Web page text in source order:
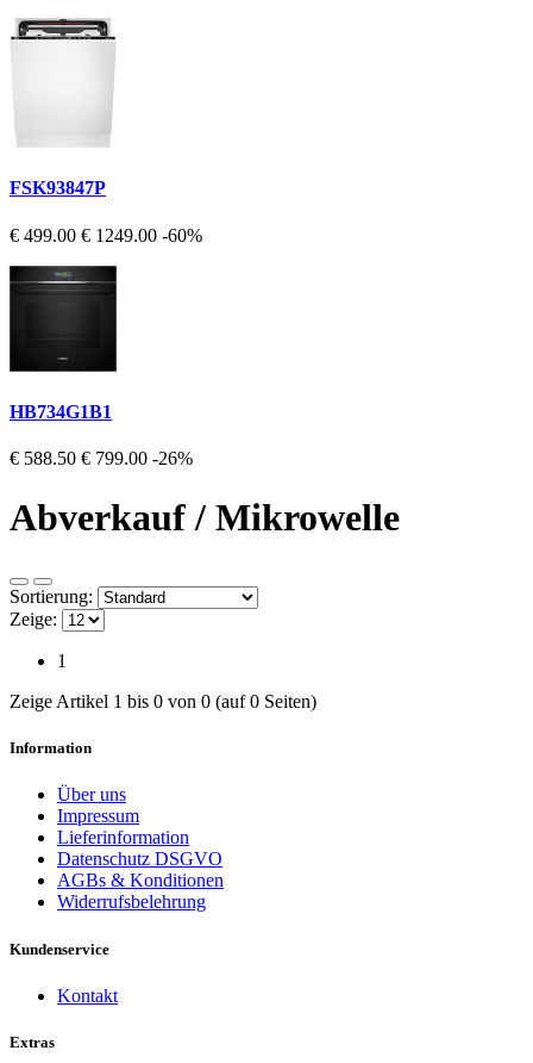
FSK93847P
€ 499.00 € 1249.00 -60%
HB734G1B1
€ 588.50 € 799.00 -26%
Abverkauf / Mikrowelle
Sortierung:
Zeige:
1
Zeige Artikel 1 bis 0 von 0 (auf 0 Seiten)
Information
Über uns
Impressum
Lieferinformation
Datenschutz DSGVO
AGBs & Konditionen
Widerrufsbelehrung
Kundenservice
Kontakt
Extras